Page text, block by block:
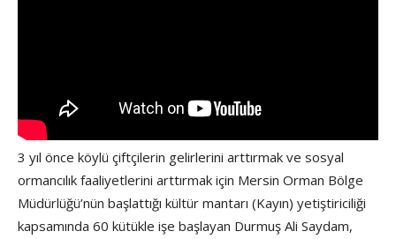
3 yıl önce köylü çiftçilerin gelirlerini arttırmak ve sosyal
ormancılık faaliyetlerini arttırmak için Mersin Orman Bölge
Müdürlüğü’nün başlattığı kültür mantarı (Kayın) yetiştiriciliği
kapsamında 60 kütükle işe başlayan Durmuş Ali Saydam,